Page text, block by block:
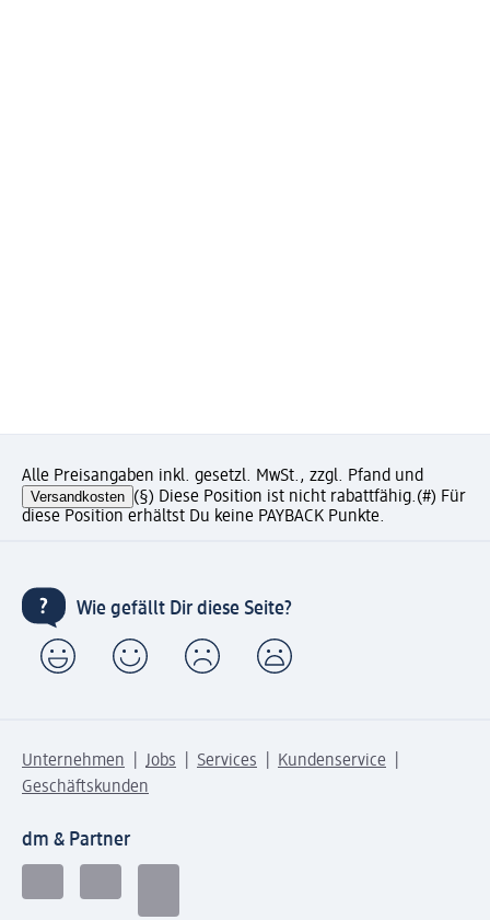
Alle Preisangaben inkl. gesetzl. MwSt., zzgl. Pfand und
Versandkosten (§) Diese Position ist nicht rabattfähig.(#) Für
diese Position erhältst Du keine PAYBACK Punkte.
Wie gefällt Dir diese Seite?
Unternehmen Jobs Services
Kundenservice
Geschäftskunden
dm & Partner